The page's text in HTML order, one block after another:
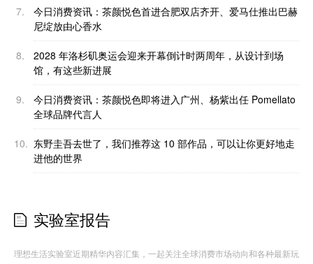
7.
今日消费资讯：茶颜悦色首进合肥双店齐开、爱马仕推出巴赫
尼绽放由心香水
8.
2028 年洛杉矶奥运会迎来开幕倒计时两周年，从设计到场
馆，有这些新进展
9.
今日消费资讯：茶颜悦色即将进入广州、杨紫出任 Pomellato
全球品牌代言人
10. 东野圭吾去世了，我们推荐这 10 部作品，可以让你更好地走
进他的世界
实验室报告
理想生活实验室近期精华内容汇集，一起关注全球消费市场动向和各种最新玩